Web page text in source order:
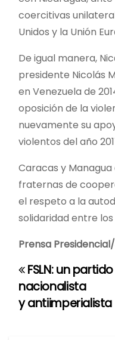
coercitivas
Unidos y la Unión
De igual manera,
presidente Nicolás
en Venezuela de
oposición de la
nuevamente su
violentos del año
Caracas y
fraternas de
el respeto a la
solidaridad entre
Prensa
N
a
FSLN: un partido
nacionalista
y antiimperialista